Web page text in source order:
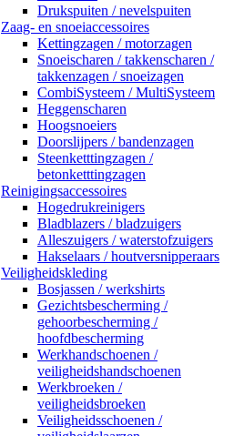
Drukspuiten / nevelspuiten
Zaag- en snoeiaccessoires
Kettingzagen / motorzagen
Snoeischaren / takkenscharen /
takkenzagen / snoeizagen
CombiSysteem / MultiSysteem
Heggenscharen
Hoogsnoeiers
Doorslijpers / bandenzagen
Steenketttingzagen /
betonketttingzagen
Reinigingsaccessoires
Hogedrukreinigers
Bladblazers / bladzuigers
Alleszuigers / waterstofzuigers
Hakselaars / houtversnipperaars
Veiligheidskleding
Bosjassen / werkshirts
Gezichtsbescherming /
gehoorbescherming /
hoofdbescherming
Werkhandschoenen /
veiligheidshandschoenen
Werkbroeken /
veiligheidsbroeken
Veiligheidsschoenen /